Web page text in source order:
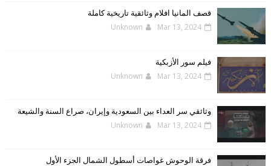
قصف المانيا افلام وثائقية تاريخية كاملة
Unknown Mar 13, 2024
فيلم سور الأزبكية
Unknown Mar 13, 2024
وثائقي سر العداء بين السعودية وإيران، صراع السنة والشيعة
Unknown Mar 13, 2024
فرقة الوحوش غواصات أسطول الشمال الجزء الأول